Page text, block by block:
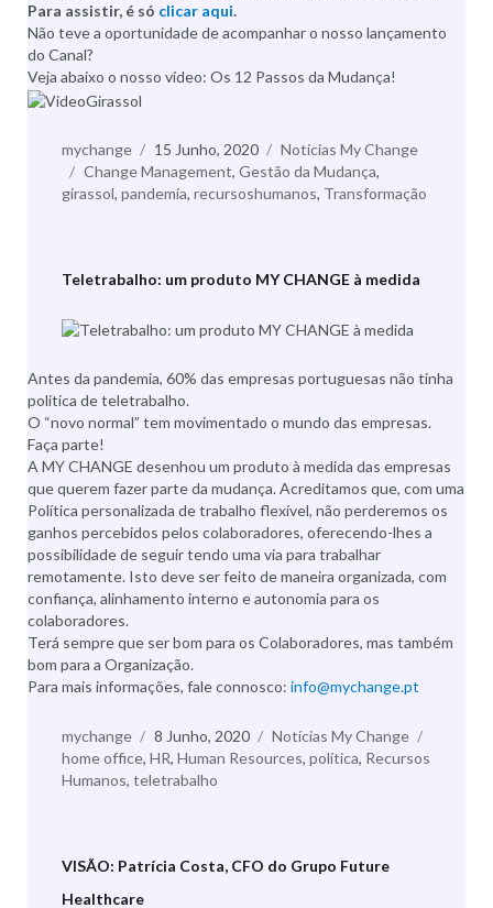
Para assistir, é só clicar aqui.
Não teve a oportunidade de acompanhar o nosso lançamento
do Canal?
Veja abaixo o nosso vídeo: Os 12 Passos da Mudança!
Autor
mychange
Publicado
a
15 Junho, 2020 Categorias
Notícias My Change
Etiquetas
Change Management, Gestão da Mudança,
girassol, pandemia, recursoshumanos, Transformação
Teletrabalho: um produto MY CHANGE à medida
Antes da pandemia, 60% das empresas portuguesas não tinha
política de teletrabalho.
O “novo normal” tem movimentado o mundo das empresas.
Faça parte!
A MY CHANGE desenhou um produto à medida das empresas
que querem fazer parte da mudança. Acreditamos que, com uma
Política personalizada de trabalho flexível, não perderemos os
ganhos percebidos pelos colaboradores, oferecendo-lhes a
possibilidade de seguir tendo uma via para trabalhar
remotamente. Isto deve ser feito de maneira organizada, com
confiança, alinhamento interno e autonomia para os
colaboradores.
Terá sempre que ser bom para os Colaboradores, mas também
bom para a Organização.
Para mais informações, fale connosco: info@mychange.pt
Autor
mychange
Publicado
a
8 Junho, 2020 Categorias
Notícias My Change
home office, HR, Human Resources, política, Recursos
Humanos, teletrabalho
VISÃO: Patrícia Costa, CFO do Grupo Future
Healthcare